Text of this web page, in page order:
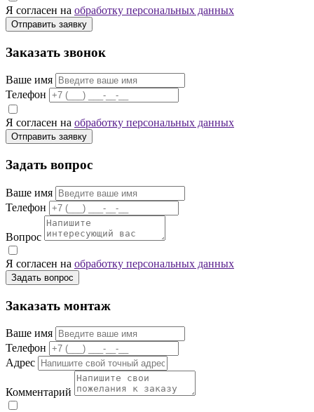
Я согласен на обработку персональных данных
Отправить заявку
Заказать звонок
Ваше имя
Телефон
Я согласен на обработку персональных данных
Отправить заявку
Задать вопрос
Ваше имя
Телефон
Вопрос
Я согласен на обработку персональных данных
Задать вопрос
Заказать монтаж
Ваше имя
Телефон
Адрес
Комментарий